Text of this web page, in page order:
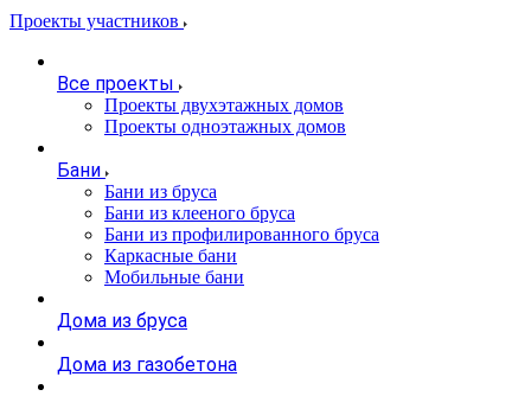
Проекты участников
Все проекты
Проекты двухэтажных домов
Проекты одноэтажных домов
Бани
Бани из бруса
Бани из клееного бруса
Бани из профилированного бруса
Каркасные бани
Мобильные бани
Дома из бруса
Дома из газобетона